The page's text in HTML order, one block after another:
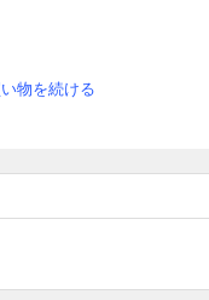
物を続ける